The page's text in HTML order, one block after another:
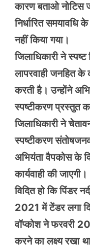
कारण बताओ नोटिस
निर्धारित समयावधि
नहीं किया गया।
जिलाधिकारी ने
लापरवाही जनहित के
करती है। उन्होंने
स्पष्टीकरण प्रस्तुत
जिलाधिकारी ने
स्पष्टीकरण
अभियंता वैपकोस के
कार्यवाही की जाएगी।
विदित हो कि पिंडर
2021 में टेंडर लगा
वॉप्कोश ने फरवरी
करने का लक्ष्य रखा